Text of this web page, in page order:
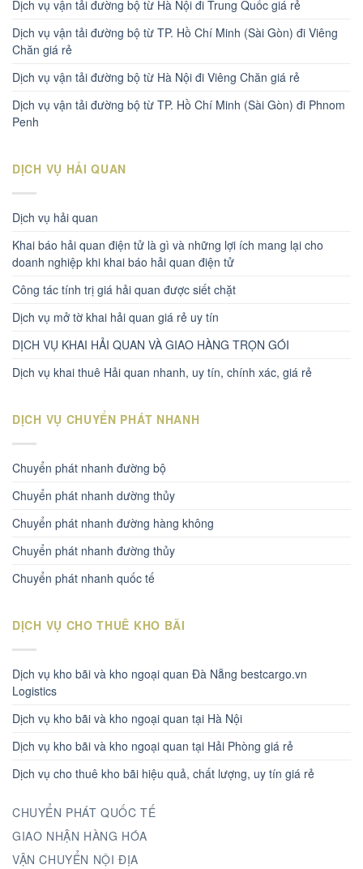
Dịch vụ vận tải đường bộ từ Hà Nội đi Trung Quốc giá rẻ
Dịch vụ vận tải đường bộ từ TP. Hồ Chí Minh (Sài Gòn) đi Viêng
Chăn giá rẻ
Dịch vụ vận tải đường bộ từ Hà Nội đi Viêng Chăn giá rẻ
Dịch vụ vận tải đường bộ từ TP. Hồ Chí Minh (Sài Gòn) đi Phnom
Penh
DỊCH VỤ HẢI QUAN
Dịch vụ hải quan
Khai báo hải quan điện tử là gì và những lợi ích mang lại cho
doanh nghiệp khi khai báo hải quan điện tử
Công tác tính trị giá hải quan được siết chặt
Dịch vụ mở tờ khai hải quan giá rẻ uy tín
DỊCH VỤ KHAI HẢI QUAN VÀ GIAO HÀNG TRỌN GÓI
Dịch vụ khai thuê Hải quan nhanh, uy tín, chính xác, giá rẻ
DỊCH VỤ CHUYỂN PHÁT NHANH
Chuyển phát nhanh đường bộ
Chuyển phát nhanh dường thủy
Chuyển phát nhanh đường hàng không
Chuyển phát nhanh đường thủy
Chuyển phát nhanh quốc tế
DỊCH VỤ CHO THUÊ KHO BÃI
Dịch vụ kho bãi và kho ngoại quan Đà Nẵng bestcargo.vn
Logistics
Dịch vụ kho bãi và kho ngoại quan tại Hà Nội
Dịch vụ kho bãi và kho ngoại quan tại Hải Phòng giá rẻ
Dịch vụ cho thuê kho bãi hiệu quả, chất lượng, uy tín giá rẻ
CHUYỂN PHÁT QUỐC TẾ
GIAO NHẬN HÀNG HÓA
VẬN CHUYỂN NỘI ĐỊA